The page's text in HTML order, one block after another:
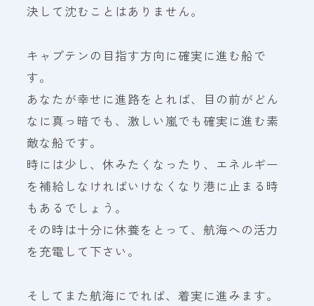
決して沈むことはありません。
キャプテンの目指す方向に確実に進む船で
す。
あなたが幸せに進路をとれば、目の前がどん
なに真っ暗でも、激しい嵐でも確実に進む素
敵な船です。
時には少し、休みたくなったり、エネルギー
を補給しなければいけなくなり港に止まる時
もあるでしょう。
その時は十分に休養をとって、航海への活力
を充電して下さい。
そしてまた航海にでれば、着実に進みます。